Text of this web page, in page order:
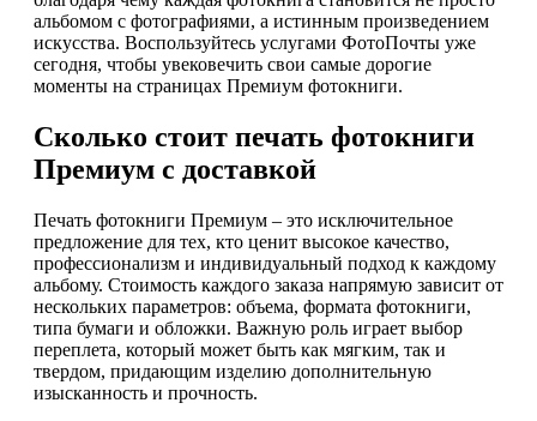
альбомом с фотографиями, а истинным произведением
искусства. Воспользуйтесь услугами ФотоПочты уже
сегодня, чтобы увековечить свои самые дорогие
моменты на страницах Премиум фотокниги.
Сколько стоит печать фотокниги
Премиум с доставкой
Печать фотокниги Премиум – это исключительное
предложение для тех, кто ценит высокое качество,
профессионализм и индивидуальный подход к каждому
альбому. Стоимость каждого заказа напрямую зависит от
нескольких параметров: объема, формата фотокниги,
типа бумаги и обложки. Важную роль играет выбор
переплета, который может быть как мягким, так и
твердом, придающим изделию дополнительную
изысканность и прочность.